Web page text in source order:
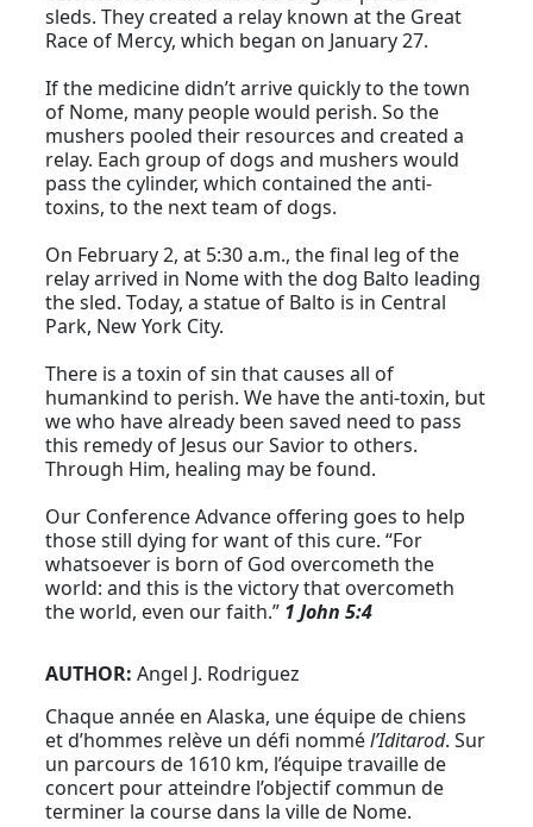
sleds. They created a relay known at the Great
Race of Mercy, which began on January 27.
If the medicine didn’t arrive quickly to the town
of Nome, many people would perish. So the
mushers pooled their resources and created a
relay. Each group of dogs and mushers would
pass the cylinder, which contained the anti-
toxins, to the next team of dogs.
On February 2, at 5:30 a.m., the final leg of the
relay arrived in Nome with the dog Balto leading
the sled. Today, a statue of Balto is in Central
Park, New York City.
There is a toxin of sin that causes all of
humankind to perish. We have the anti-toxin, but
we who have already been saved need to pass
this remedy of Jesus our Savior to others.
Through Him, healing may be found.
Our Conference Advance offering goes to help
those still dying for want of this cure. “For
whatsoever is born of God overcometh the
world: and this is the victory that overcometh
the world, even our faith.” 1 John 5:4
AUTHOR:Angel J. Rodriguez
Chaque année en Alaska, une équipe de chiens
et d’hommes relève un défi nommél’Iditarod. Sur
un parcours de 1610 km, l’équipe travaille de
concert pour atteindre l’objectif commun de
terminer la course dans la ville de Nome.